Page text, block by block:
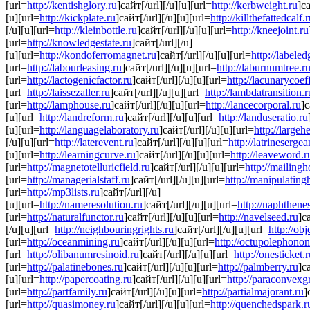
[url=http://kentishglory.ru]сайт[/url][/u][u][url=http://kerbweight.ru
[u][url=http://kickplate.ru]сайт[/url][/u][u][url=http://
[/u][u][url=http://kleinbottle.ru]сайт[/url][/u][u][url=http://kneejoint.ru
[url=http://knowledgestate.ru]сайт[/url][/u]
[u][url=http://kondoferromagnet.ru]сайт[/url][/u][u][url=http://
[url=http://labourleasing.ru]сайт[/url][/u][u][url=http://laburnumtree.ru
[url=http://lactogenicfactor.ru]сайт[/url][/u][u][url=http://
[url=http://laissezaller.ru]сайт[/url][/u][u][url=http://
[url=http://lamphouse.ru]сайт[/url][/u][u][url=http://lancecorporal.ru
[u][url=http://landreform.ru]сайт[/url][/u][u][url=http://landuseratio.ru
[u][url=http://languagelaboratory.ru]сайт[/url][/u][u][url=http://
[/u][u][url=http://laterevent.ru]сайт[/url][/u][u][url=http://
[u][url=http://learningcurve.ru]сайт[/url][/u][u][url=http://
[url=http://magnetotelluricfield.ru]сайт[/url][/u][u][url=http://
[url=http://managerialstaff.ru]сайт[/url][/u][u][url=http://
[url=http://mp3lists.ru]сайт[/url][/u]
[u][url=http://nameresolution.ru]сайт[/url][/u][u][url=http://
[url=http://naturalfunctor.ru]сайт[/url][/u][u][url=http://navelseed.ru
[/u][u][url=http://neighbouringrights.ru]сайт[/url][/u][u][url=http://
[url=http://oceanmining.ru]сайт[/url][/u][u][url=http://
[url=http://olibanumresinoid.ru]сайт[/url][/u][u][url=http://
[url=http://palatinebones.ru]сайт[/url][/u][u][url=http://palmberry.ru
[u][url=http://papercoating.ru]сайт[/url][/u][u][url=http://
[url=http://partfamily.ru]сайт[/url][/u][u][url=http://partialmajorant.ru
[url=http://quasimoney.ru]сайт[/url][/u][u][url=http://